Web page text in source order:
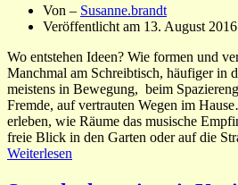
Von – Susanne.brandt
Veröffentlicht am 13. August 2016
Wo entstehen Ideen? Wie formen und
Manchmal am Schreibtisch, häufiger in
meistens in Bewegung, beim
Fremde, auf vertrauten Wegen im
erleben, wie Räume das musische
freie Blick in den Garten oder auf die
Weiterlesen